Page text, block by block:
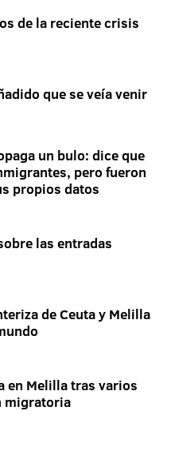
de la reciente crisis
que se veía venir
un bulo: dice que
pero fueron
propios datos
las entradas
de Ceuta y Melilla
en Melilla tras varios
migratoria